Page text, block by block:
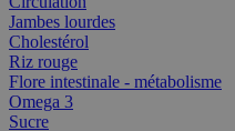
Jambes lourdes
Cholestérol
Riz rouge
Flore intestinale - métabolisme
Omega 3
Sucre